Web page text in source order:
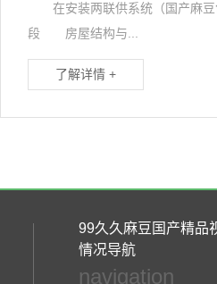
在安装两联供系统（国产麻豆
段 房屋结构与...
了解详情 +
99久久麻豆国产精品
情况导航
navigation